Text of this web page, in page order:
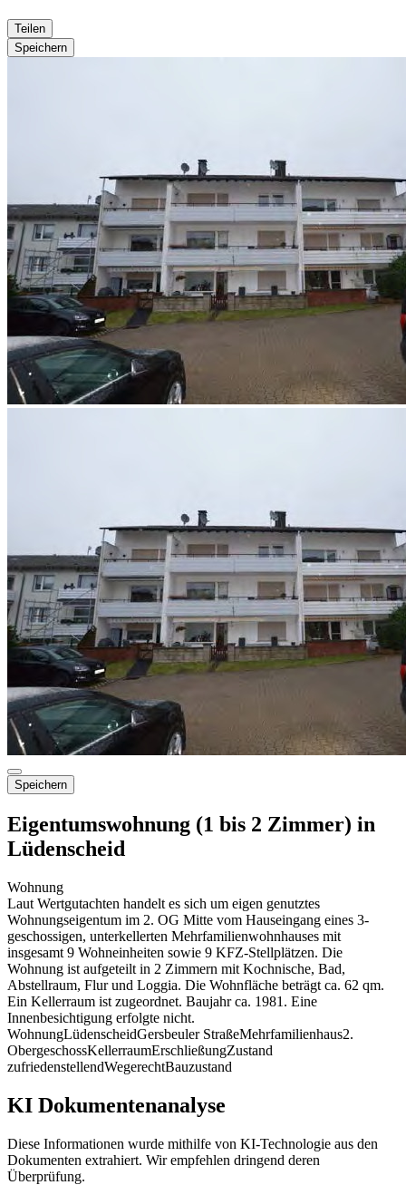
Teilen
Speichern
Speichern
Eigentumswohnung (1 bis 2 Zimmer) in
Lüdenscheid
Wohnung
Laut Wertgutachten handelt es sich um eigen genutztes
Wohnungseigentum im 2. OG Mitte vom Hauseingang eines 3-
geschossigen, unterkellerten Mehrfamilienwohnhauses mit
insgesamt 9 Wohneinheiten sowie 9 KFZ-Stellplätzen. Die
Wohnung ist aufgeteilt in 2 Zimmern mit Kochnische, Bad,
Abstellraum, Flur und Loggia. Die Wohnfläche beträgt ca. 62 qm.
Ein Kellerraum ist zugeordnet. Baujahr ca. 1981. Eine
Innenbesichtigung erfolgte nicht.
WohnungLüdenscheidGersbeuler StraßeMehrfamilienhaus2.
ObergeschossKellerraumErschließungZustand
zufriedenstellendWegerechtBauzustand
KI Dokumentenanalyse
Diese Informationen wurde mithilfe von KI-Technologie aus den
Dokumenten extrahiert. Wir empfehlen dringend deren
Überprüfung.